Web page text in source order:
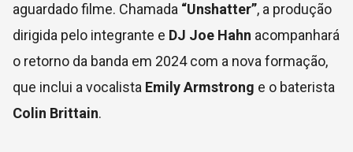
aguardado filme. Chamada “Unshatter”, a produção
dirigida pelo integrante e DJ Joe Hahn acompanhará
o retorno da banda em 2024 com a nova formação,
que inclui a vocalista Emily Armstrong e o baterista
Colin Brittain.